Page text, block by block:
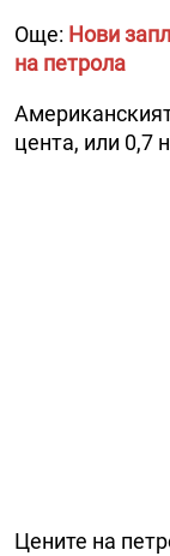
Още: Нови
на петрола
цента, или 0,7
Цените на